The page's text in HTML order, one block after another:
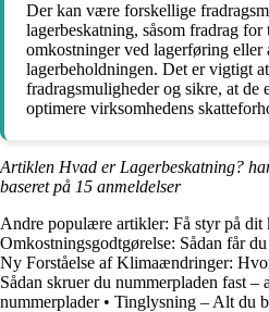
Der kan være forskellige
lagerbeskatning, såsom fradrag for
omkostninger ved lagerføring eller
lagerbeholdningen. Det er vigtigt
fradragsmuligheder og sikre, at de
optimere virksomhedens
Artiklen Hvad er Lagerbeskatning?
baseret på 15 anmeldelser
Andre populære artikler: Få styr på dit
Omkostningsgodtgørelse: Sådan får
Ny Forståelse af Klimaændringer:
Sådan skruer du nummerpladen fast
nummerplader• Tinglysning – Alt du